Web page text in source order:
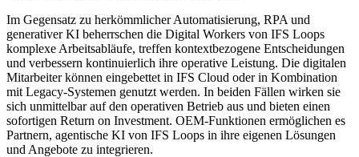
Im Gegensatz zu herkömmlicher Automatisierung, RPA und
generativer KI beherrschen die Digital Workers von IFS Loops
komplexe Arbeitsabläufe, treffen kontextbezogene Entscheidungen
und verbessern kontinuierlich ihre operative Leistung. Die digitalen
Mitarbeiter können eingebettet in IFS Cloud oder in Kombination
mit Legacy-Systemen genutzt werden. In beiden Fällen wirken sie
sich unmittelbar auf den operativen Betrieb aus und bieten einen
sofortigen Return on Investment. OEM-Funktionen ermöglichen es
Partnern, agentische KI von IFS Loops in ihre eigenen Lösungen
und Angebote zu integrieren.